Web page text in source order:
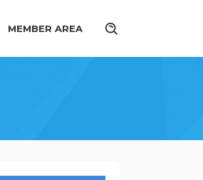
MEMBER AREA